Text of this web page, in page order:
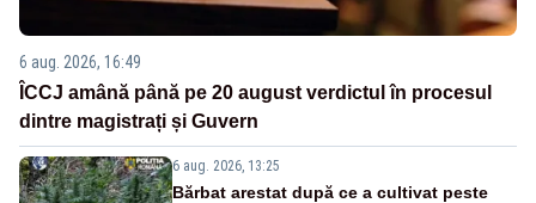
6 aug. 2026, 16:49
ÎCCJ amână până pe 20 august verdictul în procesul
dintre magistrați și Guvern
6 aug. 2026, 13:25
Bărbat arestat după ce a cultivat peste